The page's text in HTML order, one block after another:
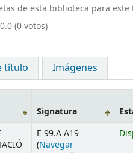
de esta biblioteca para este
(0 votos)
título Imágenes
Signatura
E 99.A A19
(Navegar